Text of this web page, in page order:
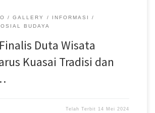
GALLERY
INFORMASI
BUDAYA
Duta Wisata
Kuasai Tradisi dan
Telah Terbit 14 Mei 2024